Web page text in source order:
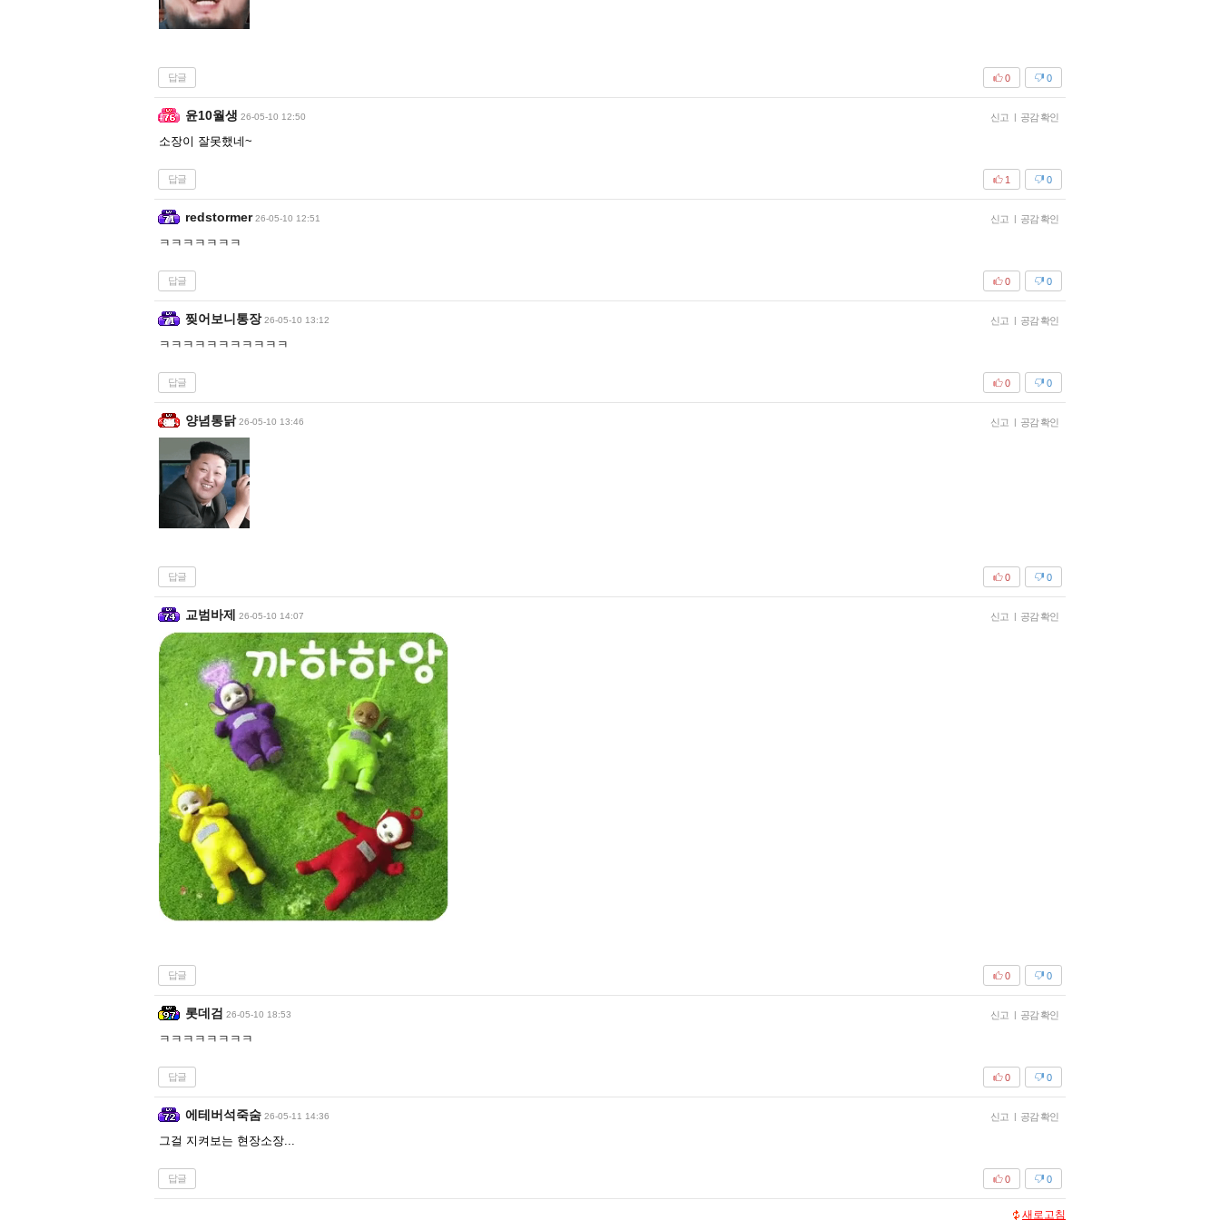
답글 0
0
윤10월생 26-05-10 12:50 신고 | 공감 확인
소장이 잘못했네~
답글 0
1
redstormer 26-05-10 12:51 신고 | 공감 확인
ㅋㅋㅋㅋㅋㅋㅋ
답글 0
0
찢어보니통장 26-05-10 13:12 신고 | 공감 확인
ㅋㅋㅋㅋㅋㅋㅋㅋㅋㅋㅋ
답글 0
0
양념통닭 26-05-10 13:46 신고 | 공감 확인
답글 0
0
교범바제 26-05-10 14:07 신고 | 공감 확인
답글 0
0
롯데검 26-05-10 18:53 신고 | 공감 확인
ㅋㅋㅋㅋㅋㅋㅋㅋ
답글 0
0
에테버석죽숨 26-05-11 14:36 신고 | 공감 확인
그걸 지켜보는 현장소장...
답글 0
0
새로고침